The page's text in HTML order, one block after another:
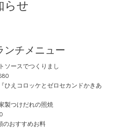
らせ
ンチメニュー
ソースでつくりまし
ひえコロッケとゼロセカンドかきあ
製つけだれの照焼
のおすすめお料